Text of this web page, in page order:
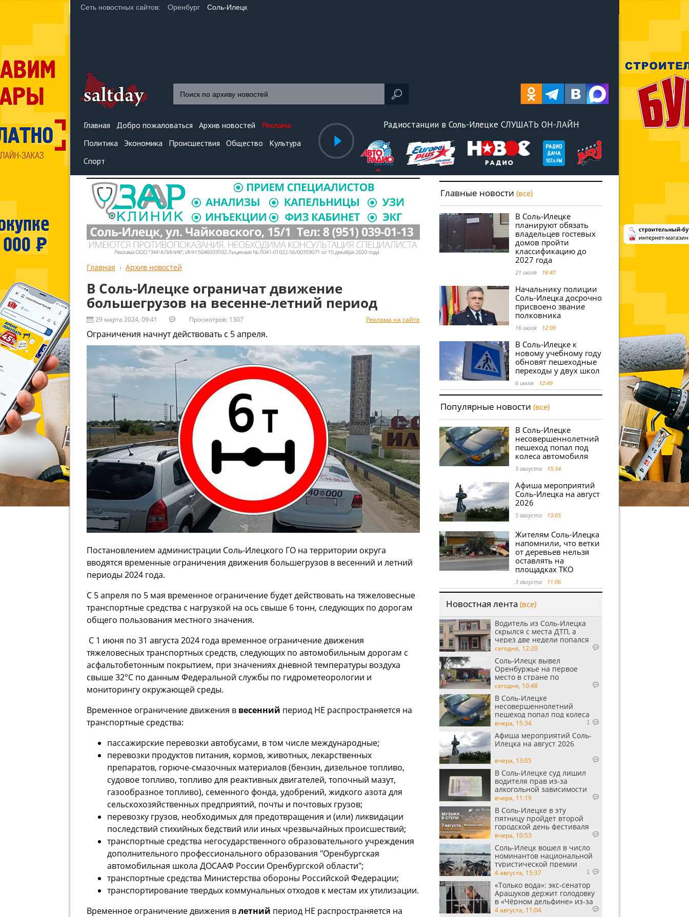
Сеть новостных сайтов: Оренбург Соль-Илецк
Главная Добро пожаловаться Архив новостей
Реклама
Политика Экономика Происшествия Общество
Культура
Спорт
Радиостанции в Соль-Илецке СЛУШАТЬ ОН-ЛАЙН
Главная Архив новостей
В Соль-Илецке ограничат движение
большегрузов на весенне-летний период
29 марта 2024, 09:41 Просмотров: 1307 Реклама на сайте
Ограничения начнут действовать с 5 апреля.
Постановлением администрации Соль-Илецкого ГО на территории округа
вводятся временные ограничения движения большегрузов в весенний и летний
периоды 2024 года.
С 5 апреля по 5 мая временное ограничение будет действовать на тяжеловесные
транспортные средства с нагрузкой на ось свыше 6 тонн, следующих по дорогам
общего пользования местного значения.
С 1 июня по 31 августа 2024 года временное ограничение движения
тяжеловесных транспортных средств, следующих по автомобильным дорогам с
асфальтобетонным покрытием, при значениях дневной температуры воздуха
свыше 32°С по данным Федеральной службы по гидрометеорологии и
мониторингу окружающей среды.
Временное ограничение движения в весенний период НЕ распространяется на
транспортные средства:
пассажирские перевозки автобусами, в том числе международные;
перевозки продуктов питания, кормов, животных, лекарственных
препаратов, горюче-смазочных материалов (бензин, дизельное топливо,
судовое топливо, топливо для реактивных двигателей, топочный мазут,
газообразное топливо), семенного фонда, удобрений, жидкого азота для
сельскохозяйственных предприятий, почты и почтовых грузов;
перевозку грузов, необходимых для предотвращения и (или) ликвидации
последствий стихийных бедствий или иных чрезвычайных происшествий;
транспортные средства негосударственного образовательного учреждения
дополнительного профессионального образования "Оренбургская
автомобильная школа ДОСААФ России Оренбургской области";
транспортные средства Министерства обороны Российской Федерации;
транспортирование твердых коммунальных отходов к местам их утилизации.
Временное ограничение движения влетний период НЕ распространяется на
Главные новости (все)
В Соль-Илецке
планируют обязать
владельцев гостевых
домов пройти
классификацию до
2027 года
21 июля 16:47
Начальнику полиции
Соль-Илецка досрочно
присвоено звание
полковника
16 июля 12:00
В Соль-Илецке к
новому учебному году
обновят пешеходные
переходы у двух школ
6 июля 12:49
Популярные новости (все)
В Соль-Илецке
несовершеннолетний
пешеход попал под
колеса автомобиля
5 августа 15:34
Афиша мероприятий
Соль-Илецка на август
2026
5 августа 13:05
Жителям Соль-Илецка
напомнили, что ветки
от деревьев нельзя
оставлять на
площадках ТКО
3 августа 11:06
Новостная лента (все)
Водитель из Соль-Илецка
скрылся с места ДТП, а
через две недели попался
пьяным
сегодня, 12:20
Соль-Илецк вывел
Оренбуржье на первое
место в стране по
выращиванию арбузов
сегодня, 10:48
В Соль-Илецке
несовершеннолетний
пешеход попал под колеса
автомобиля
вчера, 15:34 1
Афиша мероприятий Соль-
Илецка на август 2026
вчера, 13:05
В Соль-Илецке суд лишил
водителя прав из-за
алкогольной зависимости
вчера, 11:19
В Соль-Илецке в эту
пятницу пройдет второй
городской день фестиваля
«Музыка в степи»
вчера, 10:53
Соль-Илецк вошел в число
номинантов национальной
туристической премии
Russian Traveler Awards
4 августа, 15:37 1
«Только вода»: экс‑сенатор
Арашуков держит голодовку
в «Чёрном дельфине» из‑за
духоты на рабочем месте
4 августа, 11:04